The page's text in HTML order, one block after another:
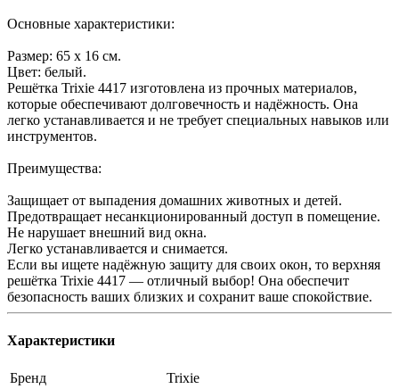
Основные характеристики:
Размер: 65 х 16 см.
Цвет: белый.
Решётка Trixie 4417 изготовлена из прочных материалов,
которые обеспечивают долговечность и надёжность. Она
легко устанавливается и не требует специальных навыков или
инструментов.
Преимущества:
Защищает от выпадения домашних животных и детей.
Предотвращает несанкционированный доступ в помещение.
Не нарушает внешний вид окна.
Легко устанавливается и снимается.
Если вы ищете надёжную защиту для своих окон, то верхняя
решётка Trixie 4417 — отличный выбор! Она обеспечит
безопасность ваших близких и сохранит ваше спокойствие.
Характеристики
Бренд
Trixie